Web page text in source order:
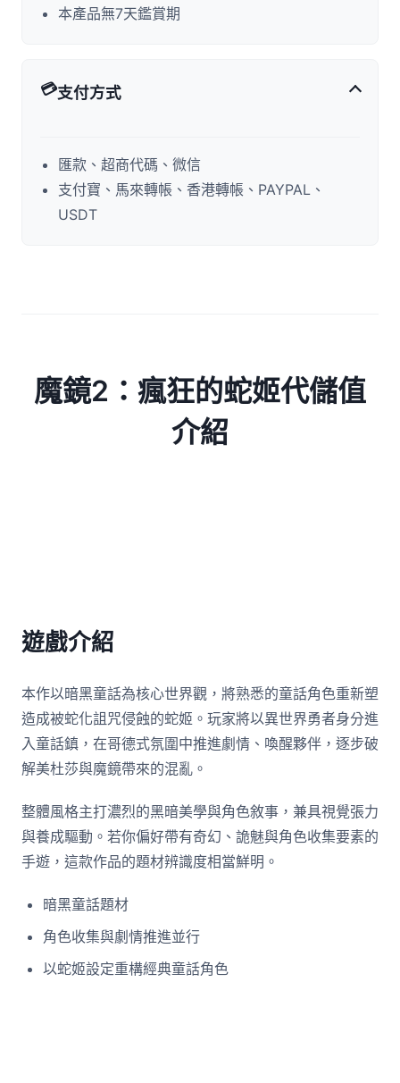
本產品無7天鑑賞期
💳支付方式
匯款、超商代碼、微信
支付寶、馬來轉帳、香港轉帳、PAYPAL、
USDT
魔鏡2：瘋狂的蛇姬代儲值
介紹
遊戲介紹
本作以暗黑童話為核心世界觀，將熟悉的童話角色重新塑
造成被蛇化詛咒侵蝕的蛇姬。玩家將以異世界勇者身分進
入童話鎮，在哥德式氛圍中推進劇情、喚醒夥伴，逐步破
解美杜莎與魔鏡帶來的混亂。
整體風格主打濃烈的黑暗美學與角色敘事，兼具視覺張力
與養成驅動。若你偏好帶有奇幻、詭魅與角色收集要素的
手遊，這款作品的題材辨識度相當鮮明。
暗黑童話題材
角色收集與劇情推進並行
以蛇姬設定重構經典童話角色